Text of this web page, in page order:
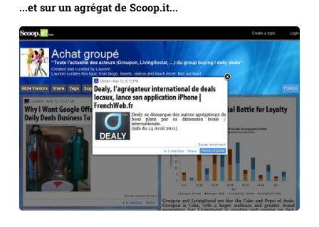
...et sur un agrégat de Scoop.it...